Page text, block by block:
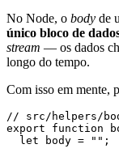
No Node, o body de
único bloco de
stream — os dados
longo do tempo.
Com isso em mente,
// src/helpers/
export function
  let body = "";